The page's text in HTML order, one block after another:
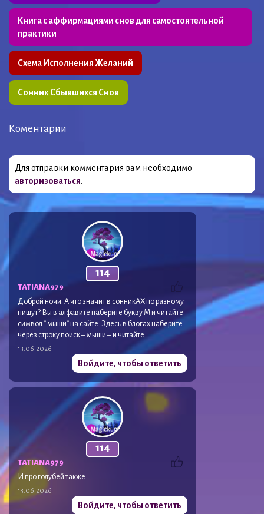
Книга с аффирмациями снов для самостоятельной
практики
Схема Исполнения Желаний
Сонник Сбывшихся Снов
Коментарии
Для отправки комментария вам необходимо
авторизоваться.
114
TATIANА979
Доброй ночи. А что значит в сонникАХ по разному
пишут? Вы в алфавите наберите букву М и читайте
символ ” мыши” на сайте. Здесь в блогах наберите
через строку поиск – мыши – и читайте.
13.06.2026
Войдите, чтобы ответить
114
TATIANА979
И про голубей также.
13.06.2026
Войдите, чтобы ответить